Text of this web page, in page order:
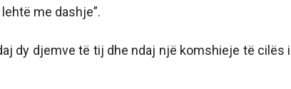
me dashje”.
dy djemve të tij dhe ndaj një komshieje të cilës i